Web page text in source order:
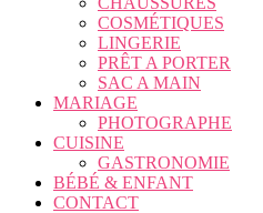
COSMÉTIQUES
LINGERIE
PRÊT A PORTER
SAC A MAIN
MARIAGE
PHOTOGRAPHE
CUISINE
GASTRONOMIE
BÉBÉ & ENFANT
CONTACT